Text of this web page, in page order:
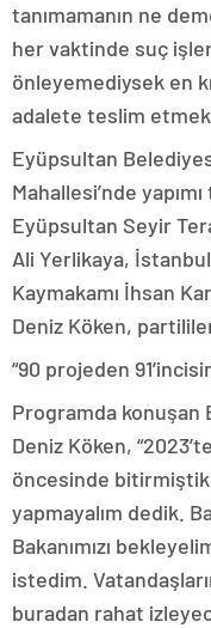
tanımamanın ne
her vaktinde suç
önleyemediysek en
adalete teslim etmek
Eyüpsultan
Mahallesi’nde
Eyüpsultan Seyir
Ali Yerlikaya,
Kaymakamı İhsan
Deniz Köken,
“90 projeden
Programda konuşan
Deniz Köken,
öncesinde bitirmiştik
yapmayalım dedik.
Bakanımızı
istedim.
buradan rahat